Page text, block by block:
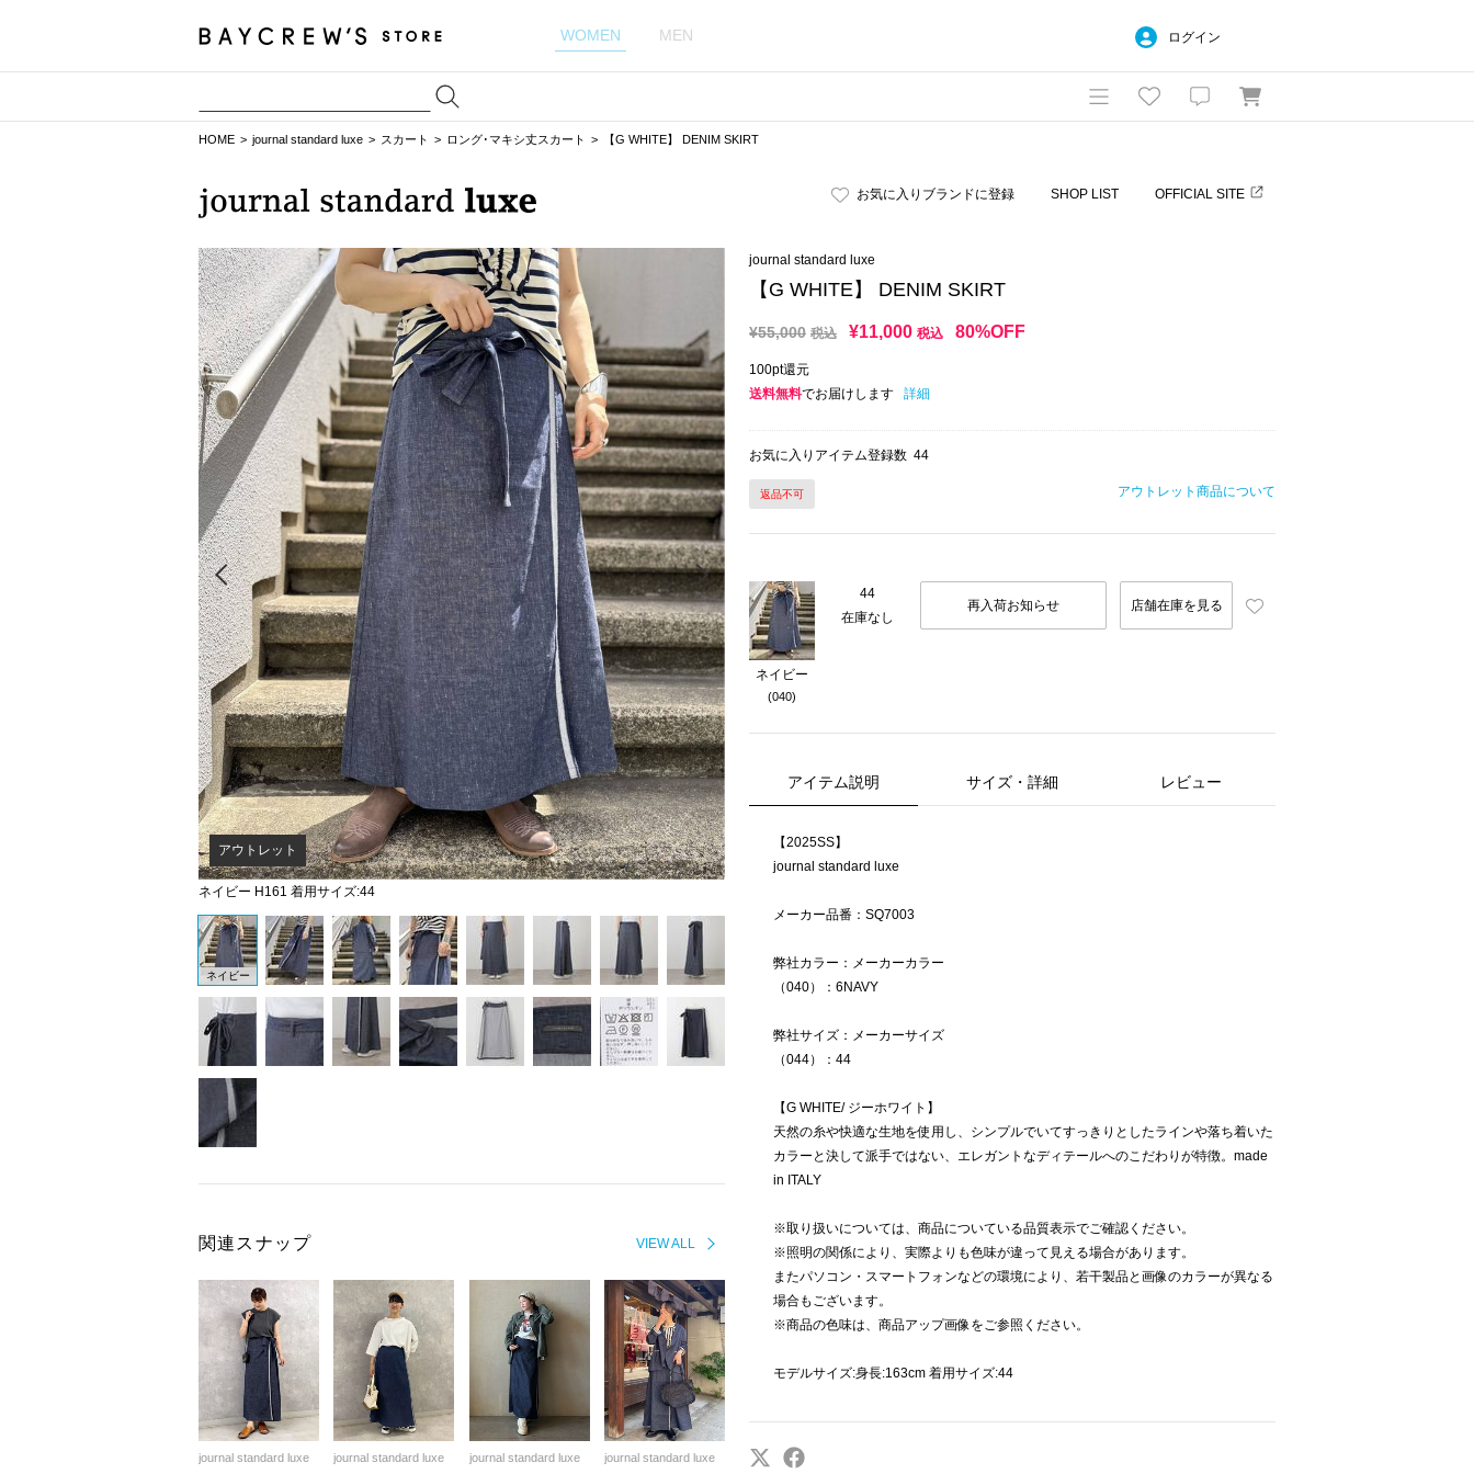
WOMEN MEN ログイン
HOME journal standard luxe スカート ロング･マキシ丈スカート 【G WHITE】 DENIM SKIRT
お気に入りブランドに登録 SHOP LIST OFFICIAL SITE
ネイビー H161 着用サイズ:44
Prev
アウトレット
ネイビー
VIEW ALL
関連スナップ
journal standard luxe
journal standard luxe
journal standard luxe
journal standard luxe
journal standard luxe
【G WHITE】 DENIM SKIRT
¥55,000 税込 ¥11,000 税込 80%OFF
100pt還元
送料無料でお届けします 詳細
お気に入りアイテム登録数 44
返品不可 アウトレット商品について
ネイビー
(040)
44
在庫なし
再入荷お知らせ 店舗在庫を見る
アイテム説明 サイズ・詳細 レビュー
【2025SS】
journal standard luxe
メーカー品番：SQ7003
弊社カラー：メーカーカラー
（040）：6NAVY
弊社サイズ：メーカーサイズ
（044）：44
【G WHITE/ ジーホワイト】
天然の糸や快適な生地を使用し、シンプルでいてすっきりとしたラインや落ち着いた
カラーと決して派手ではない、エレガントなディテールへのこだわりが特徴。made
in ITALY
※取り扱いについては、商品についている品質表示でご確認ください。
※照明の関係により、実際よりも色味が違って見える場合があります。
またパソコン・スマートフォンなどの環境により、若干製品と画像のカラーが異なる
場合もございます。
※商品の色味は、商品アップ画像をご参照ください。
モデルサイズ:身長:163cm 着用サイズ:44